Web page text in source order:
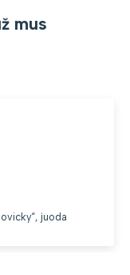
mus
juoda